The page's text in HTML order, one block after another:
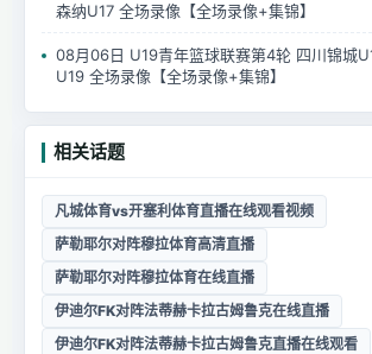
森纳U17 全场录像【全场录像+集锦】
08月06日 U19青年篮球联赛第4轮 四川锦城
U19 全场录像【全场录像+集锦】
相关话题
凡城体育vs开塞利体育直播在线观看视频
萨勒耶尔对阵穆拉体育高清直播
萨勒耶尔对阵穆拉体育在线直播
伊迪尔FK对阵法蒂赫卡拉古姆鲁克在线直播
伊迪尔FK对阵法蒂赫卡拉古姆鲁克直播在线观看